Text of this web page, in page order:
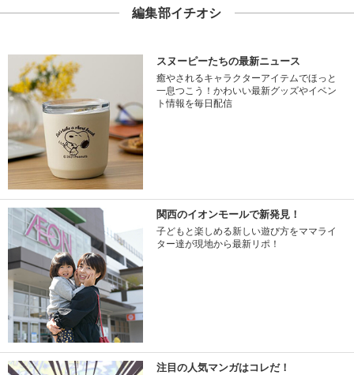
編集部イチオシ
スヌーピーたちの最新ニュース
癒やされるキャラクターアイテムでほっと
一息つこう！かわいい最新グッズやイベン
ト情報を毎日配信
関西のイオンモールで新発見！
子どもと楽しめる新しい遊び方をママライ
ター達が現地から最新リポ！
注目の人気マンガはコレだ！